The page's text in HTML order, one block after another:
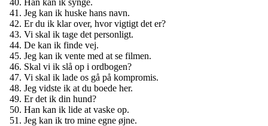
Jeg kan ik huske hans navn.
Er du ik klar over, hvor vigtigt det er?
Vi skal ik tage det personligt.
De kan ik finde vej.
Jeg kan ik vente med at se filmen.
Skal vi ik slå op i ordbogen?
Vi skal ik lade os gå på kompromis.
Jeg vidste ik at du boede her.
Er det ik din hund?
Han kan ik lide at vaske op.
Jeg kan ik tro mine egne øjne.